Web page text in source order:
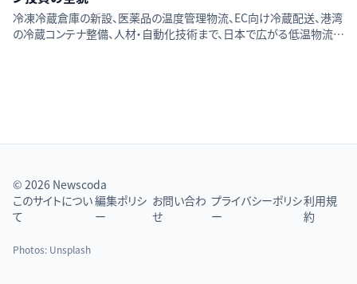
冷凍冷蔵倉庫の新設、医薬品の温度管理物流、EC向け冷蔵配送、港湾
の冷蔵コンテナ整備、人材・自動化技術まで、日本で広がる低温物流
© 2026 Newscoda
このサイトについ
て
編集ポリシ
ー
お問い合わ
せ
プライバシーポリシ
ー
利用規
約
Photos: Unsplash